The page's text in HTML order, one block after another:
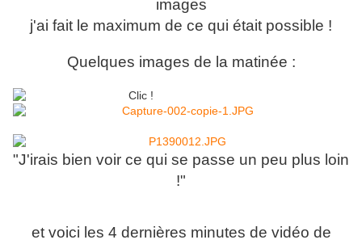
images
j'ai fait le maximum de ce qui était possible !
Quelques images de la matinée :
"J'irais bien voir ce qui se passe un peu plus loin
!"
et voici les 4 dernières minutes de vidéo de